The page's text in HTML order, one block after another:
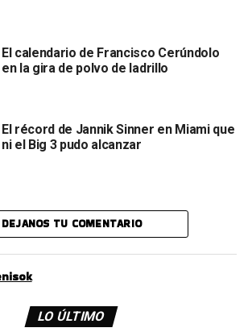
El calendario de Francisco Cerúndolo
en la gira de polvo de ladrillo
El récord de Jannik Sinner en Miami que
ni el Big 3 pudo alcanzar
DEJANOS TU COMENTARIO
LO ÚLTIMO